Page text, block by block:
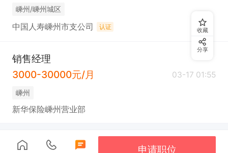
嵊州/嵊州城区
中国人寿嵊州市支公司 认证
销售经理
3000-30000元/月
03-17 01:55
嵊州
新华保险嵊州营业部
收藏
分享
申请职位